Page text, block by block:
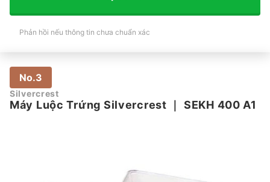
Phản hồi nếu thông tin chưa chuẩn xác
No.3
Silvercrest
Máy Luộc Trứng Silvercrest SEKH 400 A1